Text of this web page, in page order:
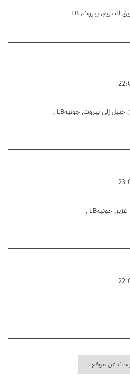
السريع, بيروت,
LB
جبيل إلى بيروت, جونيه‎ , LB
, جونيه‎ , LB
عن موقع